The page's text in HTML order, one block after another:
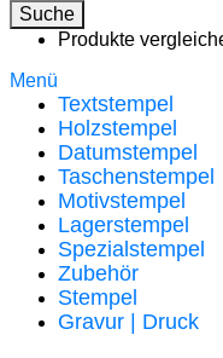
Suche
Produkte
Menü
Textstempel
Holzstempel
Datumstempel
Taschenstempel
Motivstempel
Lagerstempel
Spezialstempel
Zubehör
Stempel
Gravur | Druck